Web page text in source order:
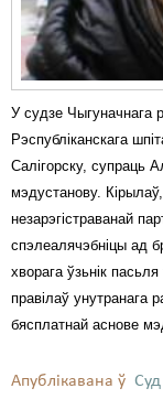
У судзе Чыгуначнага
Рэспубліканскага
Салігорску, супраць
мэдустанову.
незарэгістраванай
спэлеалячэбніцы ад
хворага ўзьнік
правілаў унутранага
бясплатнай аснове
Апублікавана ў Суд